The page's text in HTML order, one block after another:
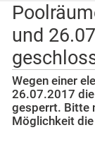
und
Wegen einer
26.07.2017
gesperrt. Bitte
Möglichkeit